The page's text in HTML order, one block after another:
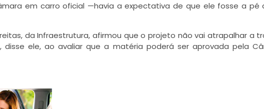
em carro oficial —havia a expectativa de que ele fosse a pé
da Infraestrutura, afirmou que o projeto não vai atrapalhar a
disse ele, ao avaliar que a matéria poderá ser aprovada pela